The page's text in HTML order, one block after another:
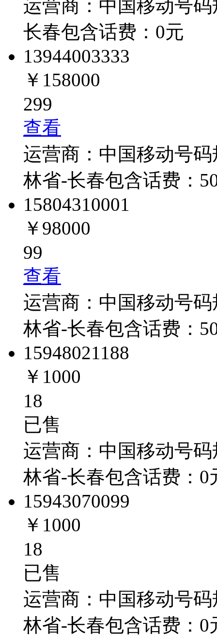
运营商： 中国移动号码
长春包含话费： 0元
13944003333
￥158000
299
查看
运营商： 中国移动号
林省-长春包含话费：
15804310001
￥98000
99
查看
运营商： 中国移动号
林省-长春包含话费：
15948021188
￥1000
18
已售
运营商： 中国移动号
林省-长春包含话费： 0
15943070099
￥1000
18
已售
运营商： 中国移动号
林省-长春包含话费： 0